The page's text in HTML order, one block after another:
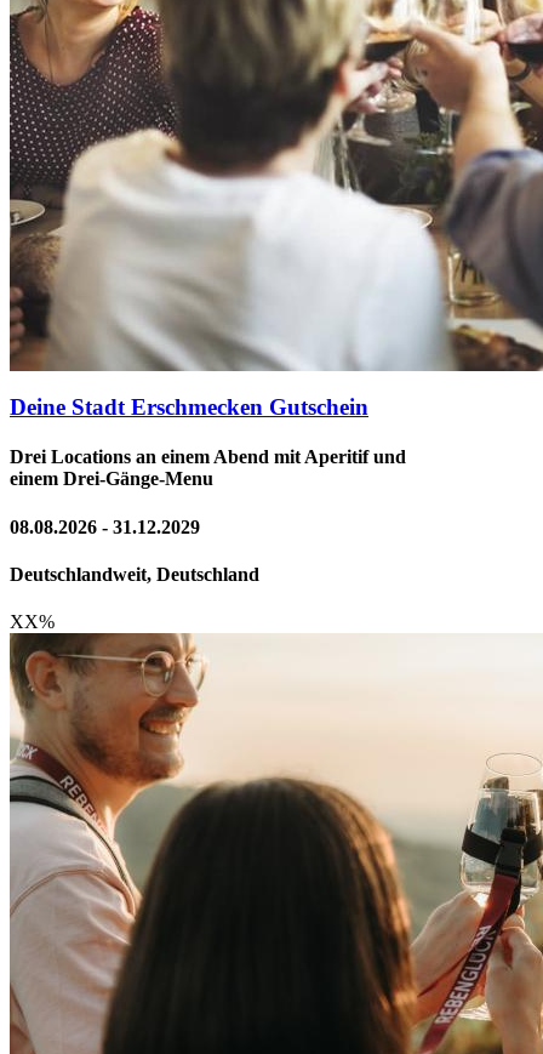
Deine Stadt Erschmecken Gutschein
Drei Locations an einem Abend mit Aperitif und
einem Drei-Gänge-Menu
08.08.2026 - 31.12.2029
Deutschlandweit, Deutschland
XX%